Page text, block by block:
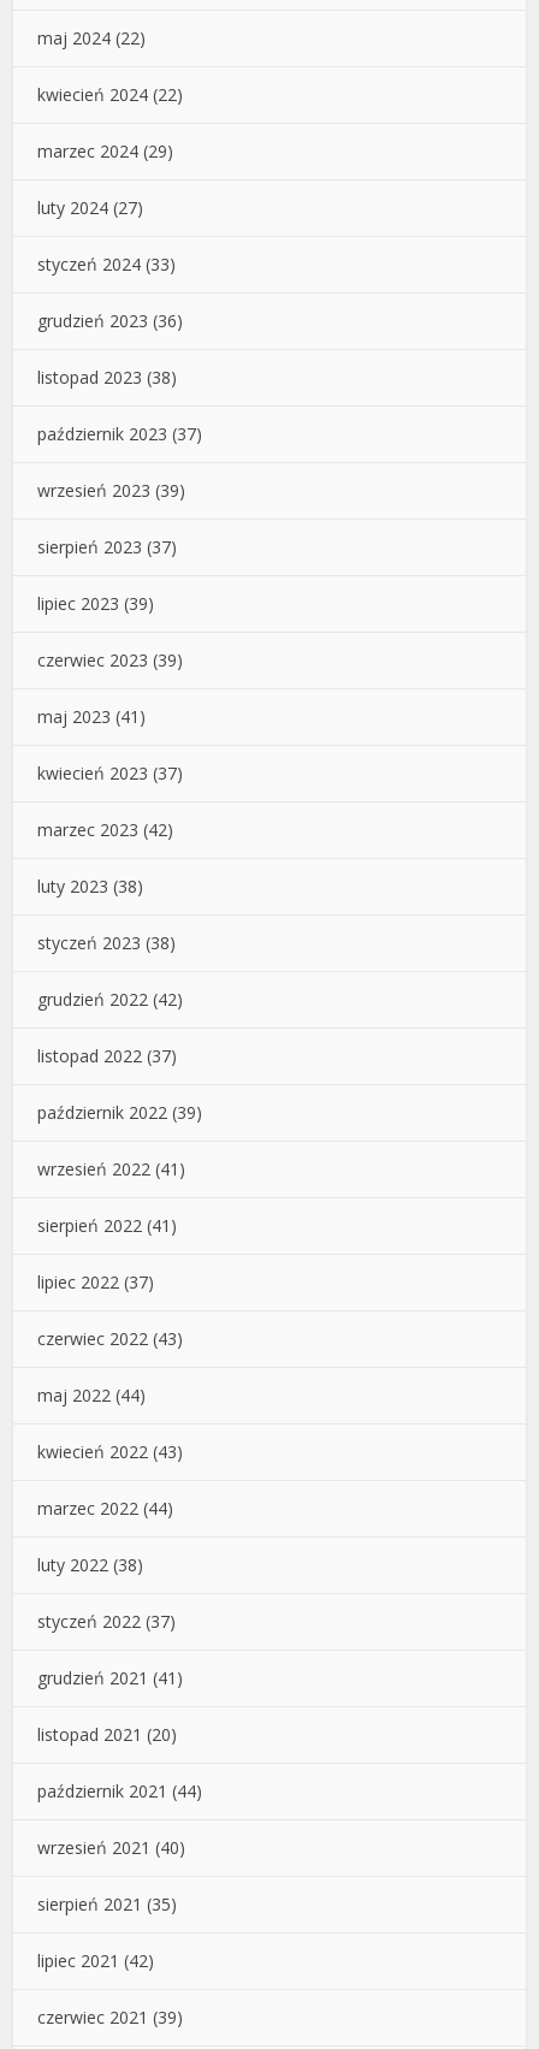
maj 2024 (22)
kwiecień 2024 (22)
marzec 2024 (29)
luty 2024 (27)
styczeń 2024 (33)
grudzień 2023 (36)
listopad 2023 (38)
październik 2023 (37)
wrzesień 2023 (39)
sierpień 2023 (37)
lipiec 2023 (39)
czerwiec 2023 (39)
maj 2023 (41)
kwiecień 2023 (37)
marzec 2023 (42)
luty 2023 (38)
styczeń 2023 (38)
grudzień 2022 (42)
listopad 2022 (37)
październik 2022 (39)
wrzesień 2022 (41)
sierpień 2022 (41)
lipiec 2022 (37)
czerwiec 2022 (43)
maj 2022 (44)
kwiecień 2022 (43)
marzec 2022 (44)
luty 2022 (38)
styczeń 2022 (37)
grudzień 2021 (41)
listopad 2021 (20)
październik 2021 (44)
wrzesień 2021 (40)
sierpień 2021 (35)
lipiec 2021 (42)
czerwiec 2021 (39)